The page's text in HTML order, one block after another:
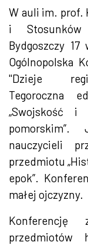
W auli im. prof.
i Stosunków
Bydgoszczy
Ogólnopolska
"Dzieje
Tegoroczna
„Swojskość
nauczycieli
przedmiotu
epok”.
małej ojczyzny.
Konferencję
przedmiotów